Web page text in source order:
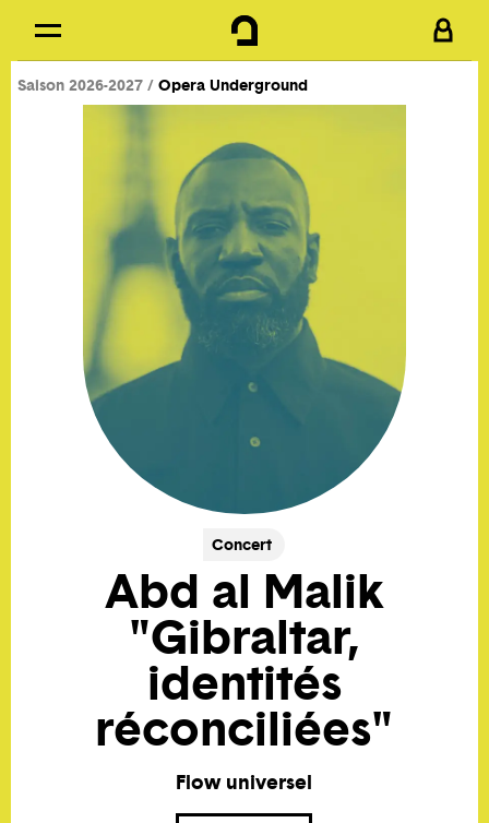
Skip to
Saison 2026-2027 Opera Underground
Concert
Abd al Malik
"Gibraltar,
identités
réconciliées"
Flow universel